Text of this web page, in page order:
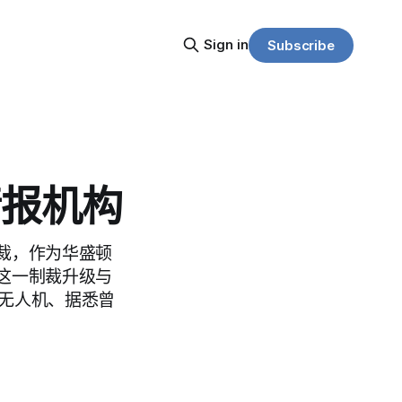
Sign in Subscribe
机构
，作为华盛顿
一制裁升级与
人机、据悉曾